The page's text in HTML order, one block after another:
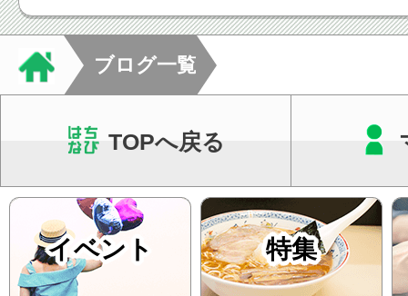
った通院ペースをご
す。当院では回数券
て...
ブログ一覧
TOPへ戻る
イベント 特集